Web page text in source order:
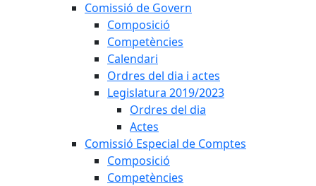
Comissió de Govern
Composició
Competències
Calendari
Ordres del dia i actes
Legislatura 2019/2023
Ordres del dia
Actes
Comissió Especial de Comptes
Composició
Competències